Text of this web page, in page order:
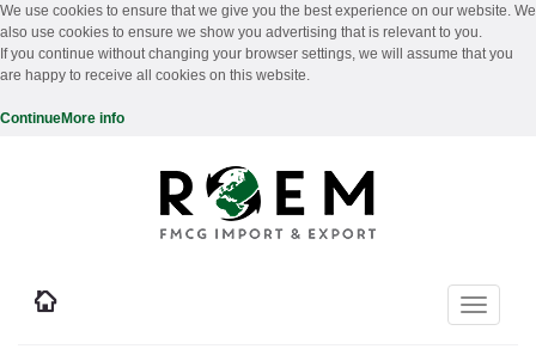
We use cookies to ensure that we give you the best experience on our website. We
also use cookies to ensure we show you advertising that is relevant to you.
If you continue without changing your browser settings, we will assume that you
are happy to receive all cookies on this website.
ContinueMore info
Toggle